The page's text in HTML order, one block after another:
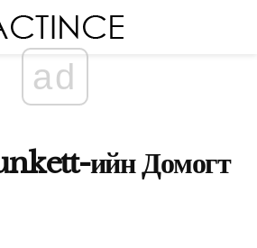
ad
ийн Домогт